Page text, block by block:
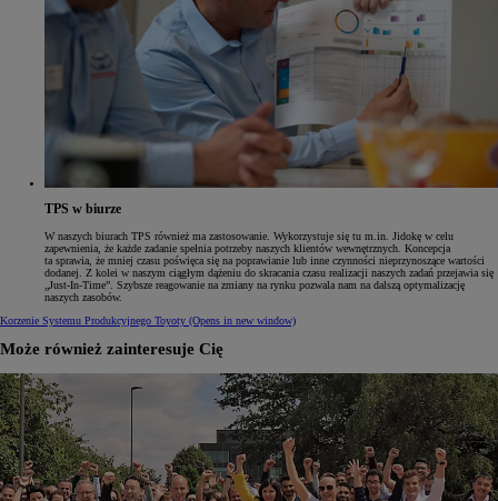
TPS w biurze
W naszych biurach TPS również ma zastosowanie. Wykorzystuje się tu m.in. Jidokę w celu
zapewnienia, że każde zadanie spełnia potrzeby naszych klientów wewnętrznych. Koncepcja
ta sprawia, że mniej czasu poświęca się na poprawianie lub inne czynności nieprzynoszące wartości
dodanej. Z kolei w naszym ciągłym dążeniu do skracania czasu realizacji naszych zadań przejawia się
„Just-In-Time”. Szybsze reagowanie na zmiany na rynku pozwala nam na dalszą optymalizację
naszych zasobów.
Korzenie Systemu Produkcyjnego Toyoty (Opens in new window)
Może również zainteresuje Cię